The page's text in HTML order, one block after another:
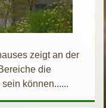
zeigt an der
die
können......